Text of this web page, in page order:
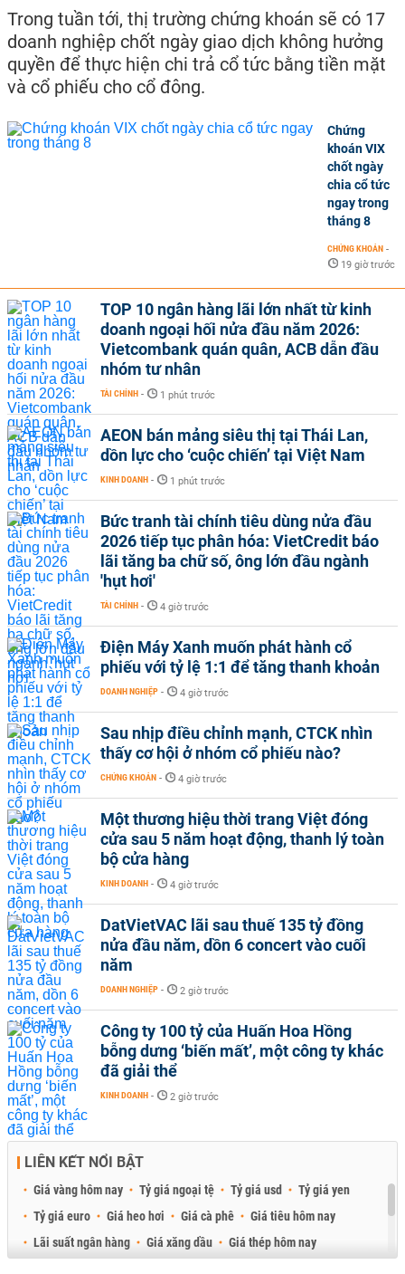
Trong tuần tới, thị trường chứng khoán sẽ có 17
doanh nghiệp chốt ngày giao dịch không hưởng
quyền để thực hiện chi trả cổ tức bằng tiền mặt
và cổ phiếu cho cổ đông.
Chứng
khoán VIX
chốt ngày
chia cổ tức
ngay trong
tháng 8
CHỨNG KHOÁN -
19 giờ trước
TOP 10 ngân hàng lãi lớn nhất từ kinh
doanh ngoại hối nửa đầu năm 2026:
Vietcombank quán quân, ACB dẫn đầu
nhóm tư nhân
TÀI CHÍNH - 1 phút trước
AEON bán mảng siêu thị tại Thái Lan,
dồn lực cho ‘cuộc chiến’ tại Việt Nam
KINH DOANH - 1 phút trước
Bức tranh tài chính tiêu dùng nửa đầu
2026 tiếp tục phân hóa: VietCredit báo
lãi tăng ba chữ số, ông lớn đầu ngành
'hụt hơi'
TÀI CHÍNH - 4 giờ trước
Điện Máy Xanh muốn phát hành cổ
phiếu với tỷ lệ 1:1 để tăng thanh khoản
DOANH NGHIỆP - 4 giờ trước
Sau nhịp điều chỉnh mạnh, CTCK nhìn
thấy cơ hội ở nhóm cổ phiếu nào?
CHỨNG KHOÁN - 4 giờ trước
Một thương hiệu thời trang Việt đóng
cửa sau 5 năm hoạt động, thanh lý toàn
bộ cửa hàng
KINH DOANH - 4 giờ trước
DatVietVAC lãi sau thuế 135 tỷ đồng
nửa đầu năm, dồn 6 concert vào cuối
năm
DOANH NGHIỆP - 2 giờ trước
Công ty 100 tỷ của Huấn Hoa Hồng
bỗng dưng ‘biến mất’, một công ty khác
đã giải thể
KINH DOANH - 2 giờ trước
LIÊN KẾT NỔI BẬT
Giá vàng hôm nay Tỷ giá ngoại tệ Tỷ giá usd
Tỷ giá yen
Tỷ giá euro
Giá heo hơi Giá cà phê
Giá tiêu hôm nay
Lãi suất ngân hàng
Giá xăng dầu
Giá thép hôm nay